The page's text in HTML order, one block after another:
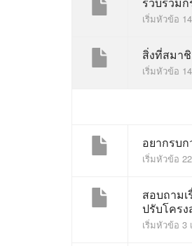
เริ่มหัวข้อ
สิ่งที่สมา
เริ่มหัวข้อ
อยากรบ
เริ่มหัวข้อ
สอบถาม
ปรับโครง
เริ่มหัวข้อ 3